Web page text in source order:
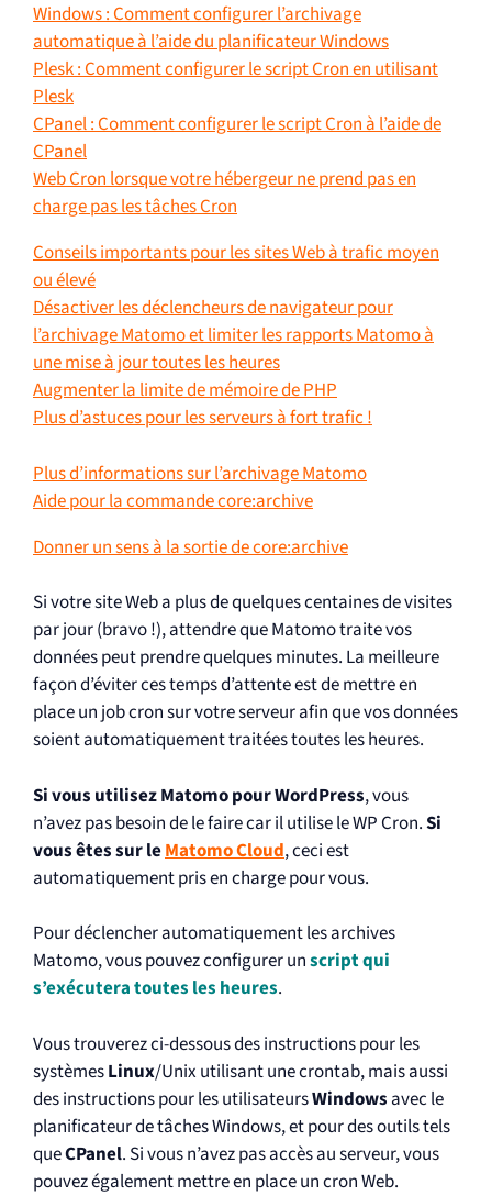
Windows : Comment configurer l’archivage
automatique à l’aide du planificateur Windows
Plesk : Comment configurer le script Cron en utilisant
Plesk
CPanel : Comment configurer le script Cron à l’aide de
CPanel
Web Cron lorsque votre hébergeur ne prend pas en
charge pas les tâches Cron
Conseils importants pour les sites Web à trafic moyen
ou élevé
Désactiver les déclencheurs de navigateur pour
l’archivage Matomo et limiter les rapports Matomo à
une mise à jour toutes les heures
Augmenter la limite de mémoire de PHP
Plus d’astuces pour les serveurs à fort trafic !
Plus d’informations sur l’archivage Matomo
Aide pour la commande core:archive
Donner un sens à la sortie de core:archive
Si votre site Web a plus de quelques centaines de visites
par jour (bravo !), attendre que Matomo traite vos
données peut prendre quelques minutes. La meilleure
façon d’éviter ces temps d’attente est de mettre en
place un job cron sur votre serveur afin que vos données
soient automatiquement traitées toutes les heures.
Si vous utilisez Matomo pour WordPress, vous
n’avez pas besoin de le faire car il utilise le WP Cron.Si
vous êtes sur leMatomo Cloud, ceci est
automatiquement pris en charge pour vous.
Pour déclencher automatiquement les archives
Matomo, vous pouvez configurer unscript qui
s’exécutera toutes les heures.
Vous trouverez ci-dessous des instructions pour les
systèmesLinux/Unix utilisant une crontab, mais aussi
des instructions pour les utilisateursWindows avec le
planificateur de tâches Windows, et pour des outils tels
queCPanel. Si vous n’avez pas accès au serveur, vous
pouvez également mettre en place un cron Web.